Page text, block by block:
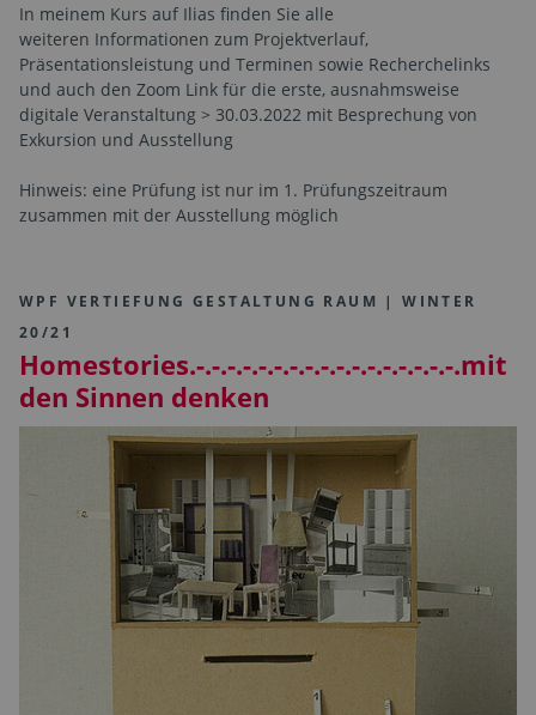
In meinem Kurs auf Ilias finden Sie alle
weiteren Informationen zum Projektverlauf,
Präsentationsleistung und Terminen sowie Recherchelinks
und auch den Zoom Link für die erste, ausnahmsweise
digitale Veranstaltung > 30.03.2022 mit Besprechung von
Exkursion und Ausstellung
Hinweis: eine Prüfung ist nur im 1. Prüfungszeitraum
zusammen mit der Ausstellung möglich
WPF VERTIEFUNG GESTALTUNG RAUM | WINTER
20/21
Homestories.-.-.-.-.-.-.-.-.-.-.-.-.-.-.-.-.-.mit
den Sinnen denken